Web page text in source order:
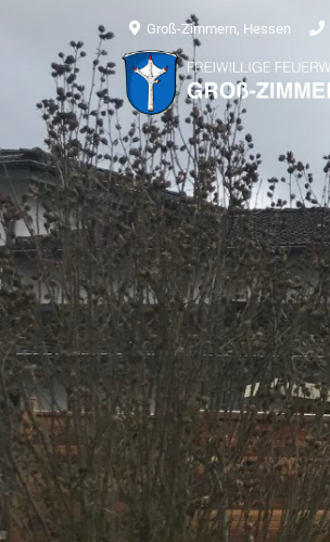
Groß-Zimmern, Hessen